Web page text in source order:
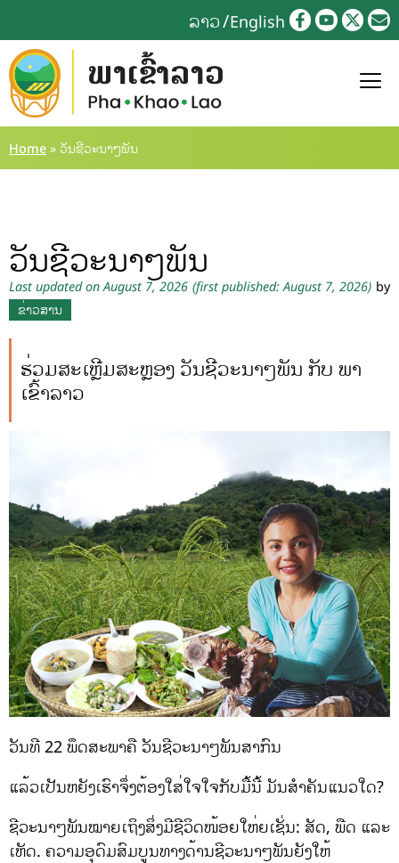
ລາວ English
Home » ວັນຊີວະນາໆພັນ
ວັນຊີວະນາໆພັນ
Last updated on August 7, 2026 (first published: August 7, 2026) by
ຂ່າວສານ
ຮ່ວມສະເຫຼີມສະຫຼອງ ວັນຊີວະນາໆພັນ ກັບ ພາ
ເຂົ້າລາວ
ວັນທີ 22 ພຶດສະພາຄື ວັນຊີວະນາໆພັນສາກົນ
ແລ້ວເປັນຫຍັງເຮົາຈຶ່ງຕ້ອງໃສ່ໃຈໃຈກັບມື້ນີ້ ມັນສຳຄັນແນວໃດ?
ຊີວະນາໆພັນໝາຍເຖິງສິ່ງມີຊີວິດໜ້ອຍໃຫ່ຍເຊັ່ນ: ສັດ, ພືດ ແລະ
ເຫັດ. ຄວາມອຸດົມສົມບູນທາງດ້ານຊີວະນາໆພັນຍັງໃຫ້